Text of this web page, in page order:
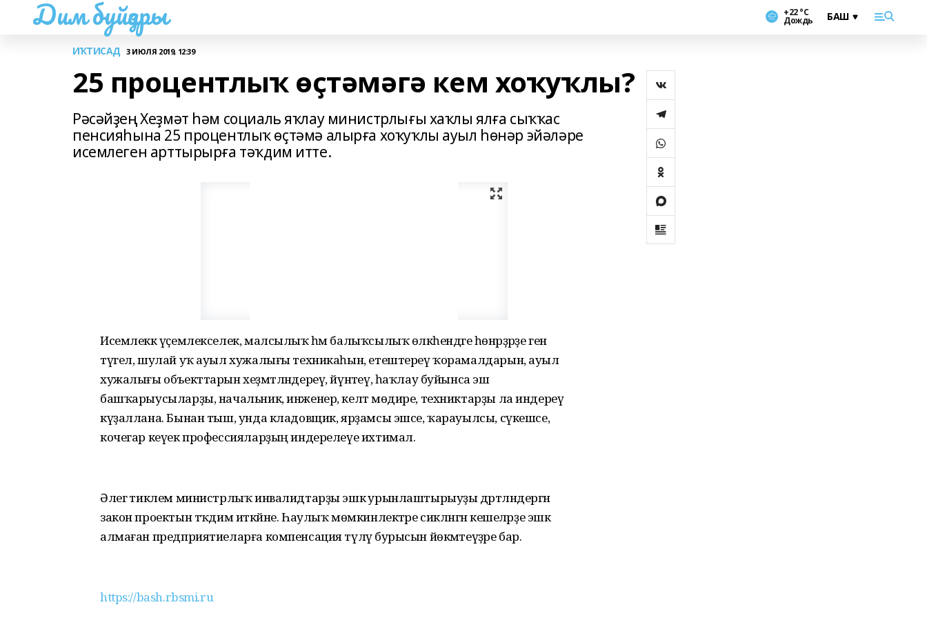
Дим буйҙары +22 °С
Дождь
ИҠТИСАД 3 ИЮЛЯ 2019, 12:39
25 процентлыҡ өҫтәмәгә кем хоҡуҡлы?
Рәсәйҙең Хеҙмәт һәм социаль яҡлау министрлығы хаҡлы ялға сыҡҡас
пенсияһына 25 процентлыҡ өҫтәмә алырға хоҡуҡлы ауыл һөнәр эйәләре
исемлеген арттырырға тәҡдим итте.
Исемлеккә үҫемлекселек, малсылыҡ һәм балыҡсылыҡ өлкәһендәге һөнәрҙәрҙе генә
түгел, шулай уҡ ауыл хужалығы техникаһын, етештереү ҡорамалдарын, ауыл
хужалығы объекттарын хеҙмәтләндереү, йүнәтеү, һаҡлау буйынса эш
башҡарыусыларҙы, начальник, инженер, келәт мөдире, техниктарҙы ла индереү
күҙаллана. Бынан тыш, унда кладовщик, ярҙамсы эшсе, ҡарауылсы, сүкешсе,
кочегар кеүек профессияларҙың индерелеүе ихтимал.
Әлегә тиклем министрлыҡ инвалидтарҙы эшкә урынлаштырыуҙы дәртләндергән
закон проектын тәҡдим иткәйне. Һаулыҡ мөмкинлектәре сикләнгән кешеләрҙе эшкә
алмаған предприятиеларға компенсация түләү бурысын йөкмәтеүҙәре бар.
https://bash.rbsmi.ru